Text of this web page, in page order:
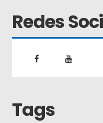
Redes
Tags